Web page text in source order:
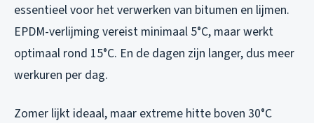
essentieel voor het verwerken van bitumen en lijmen.
EPDM-verlijming vereist minimaal 5°C, maar werkt
optimaal rond 15°C. En de dagen zijn langer, dus meer
werkuren per dag.
Zomer lijkt ideaal, maar extreme hitte boven 30°C